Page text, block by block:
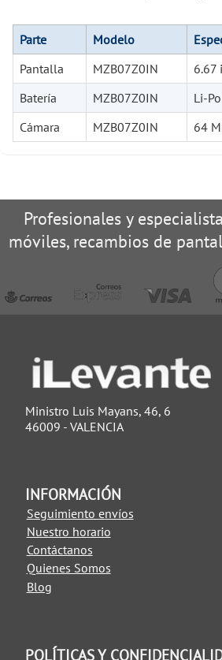
Parte Modelo
Pantalla
MZB07Z0IN
6.67
Batería
MZB07Z0IN
Li-
Cámara
MZB07Z0IN 64
Profesionales y
móviles, recambios de
Ministro Luis Mayans, 46, 6
46009 - VALENCIA
INFORMACIÓN
Seguimiento envíos
Nuestro horario
Contáctanos
Quienes Somos
Blog
POLÍTICAS Y